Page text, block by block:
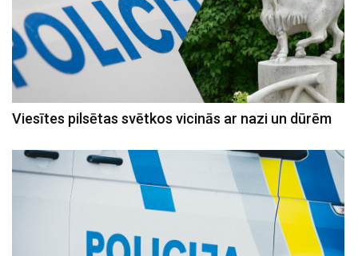
Viesītes pilsētas svētkos vicinās ar nazi un dūrēm